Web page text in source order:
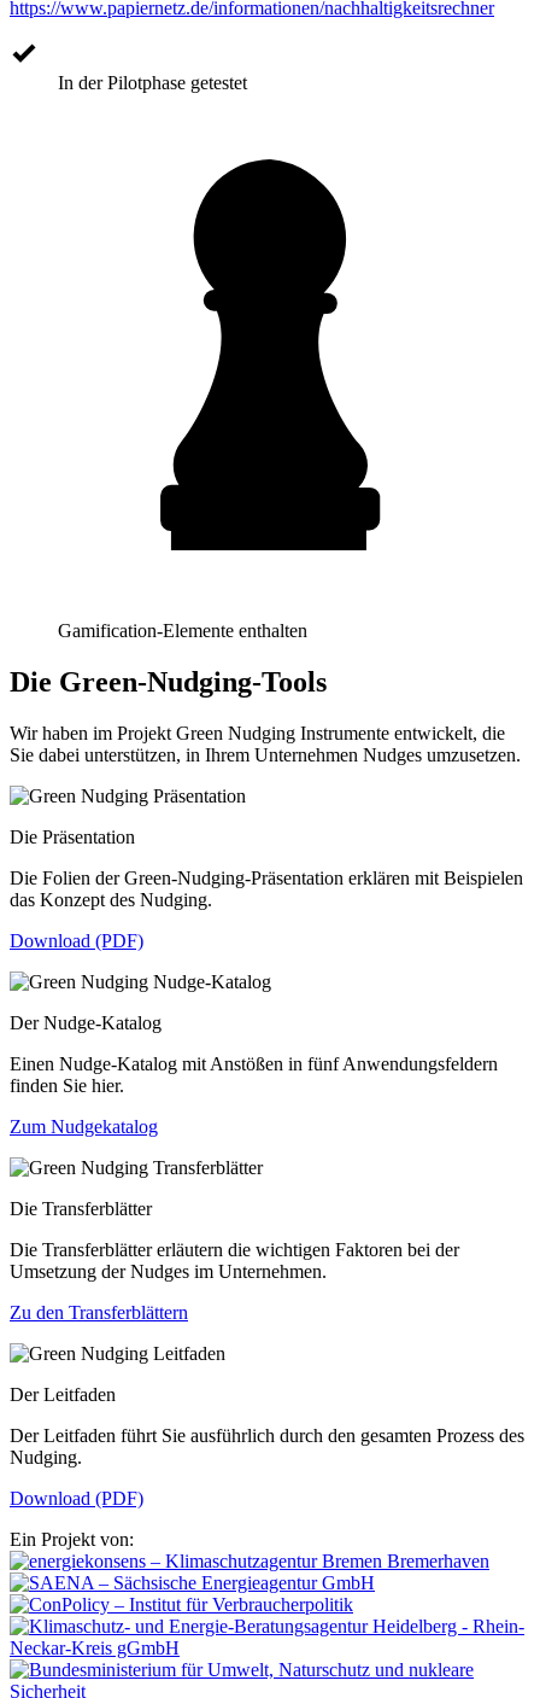
https://www.papiernetz.de/informationen/nachhaltigkeitsrechner
In der Pilotphase getestet
Gamification-Elemente enthalten
Die Green-Nudging-Tools
Wir haben im Projekt Green Nudging Instrumente entwickelt, die
Sie dabei unterstützen, in Ihrem Unternehmen Nudges umzusetzen.
Die Präsentation
Die Folien der Green-Nudging-Präsentation erklären mit Beispielen
das Konzept des Nudging.
Download (PDF)
Der Nudge-Katalog
Einen Nudge-Katalog mit Anstößen in fünf Anwendungsfeldern
finden Sie hier.
Zum Nudgekatalog
Die Transferblätter
Die Transferblätter erläutern die wichtigen Faktoren bei der
Umsetzung der Nudges im Unternehmen.
Zu den Transferblättern
Der Leitfaden
Der Leitfaden führt Sie ausführlich durch den gesamten Prozess des
Nudging.
Download (PDF)
Ein Projekt von: